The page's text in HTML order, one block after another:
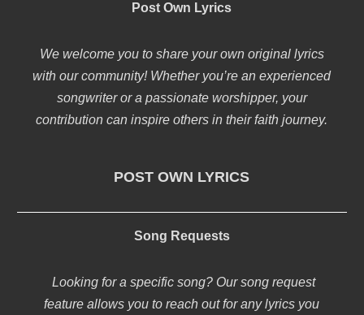
Post Own Lyrics
We welcome you to share your own original lyrics
with our community! Whether you’re an experienced
songwriter or a passionate worshipper, your
contribution can inspire others in their faith journey.
POST OWN LYRICS
Song Requests
Looking for a specific song? Our song request
feature allows you to reach out for any lyrics you